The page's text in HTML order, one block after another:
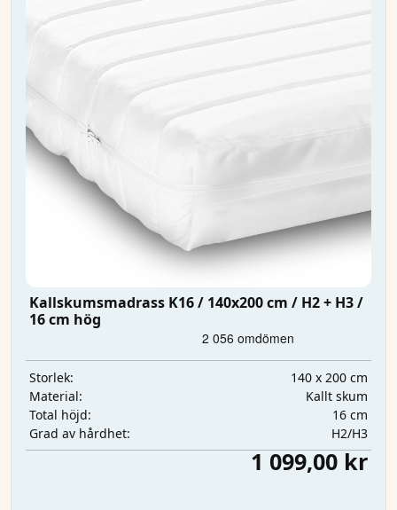
Kallskumsmadrass K16 / 140x200 cm / H2 + H3 /
16 cm hög
Storlek:
140 x 200 cm
Material:
Kallt skum
Total höjd:
16 cm
Grad av hårdhet:
H2/H3
1 099,00 kr